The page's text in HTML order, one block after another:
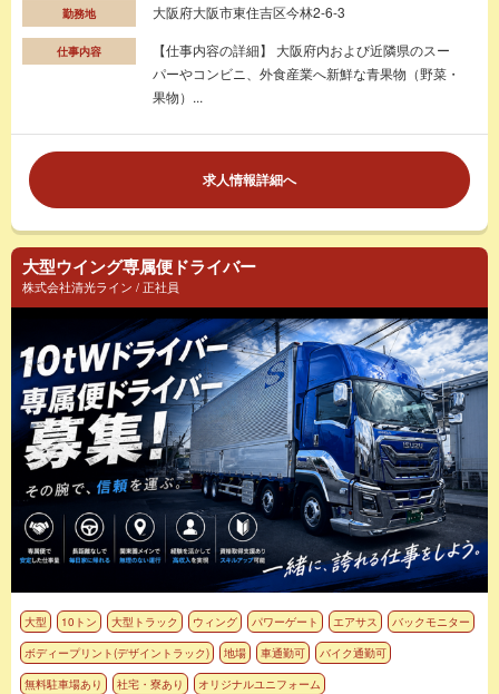
勤務地 大阪府大阪市東住吉区今林2-6-3
仕事内容
【仕事内容の詳細】 大阪府内および近隣県のスー
パーやコンビニ、外食産業へ新鮮な青果物（野菜・
果物）...
求人情報詳細へ
大型ウイング専属便ドライバー
株式会社清光ライン / 正社員
大型 10トン 大型トラック ウィング パワーゲート エアサス
バックモニター
ボディープリント(デザイントラック)
地場 車通勤可
バイク通勤可
無料駐車場あり
社宅・寮あり オリジナルユニフォーム